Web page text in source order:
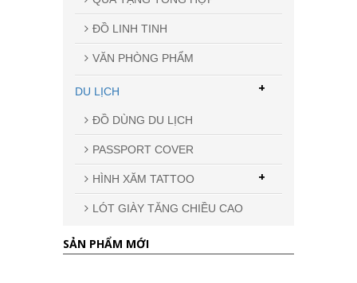
ĐỒ LINH TINH
VĂN PHÒNG PHẨM
DU LỊCH
ĐỒ DÙNG DU LỊCH
PASSPORT COVER
HÌNH XĂM TATTOO +
LÓT GIÀY TĂNG CHIỀU CAO
+
SẢN PHẨM MỚI